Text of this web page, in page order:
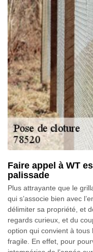
Faire appel à WT
palissade
Plus attrayante que le
qui s’associe bien avec
délimiter sa propriété, et
regards curieux, et du
option qui convient à tous
fragile. En effet, pour